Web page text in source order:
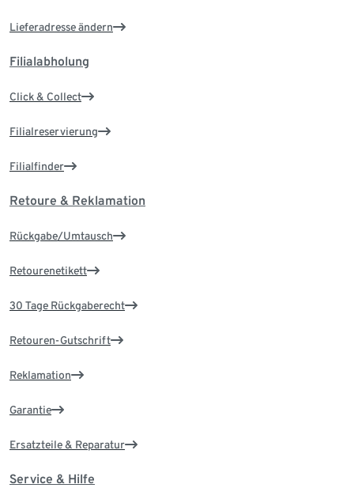
Lieferadresse ändern
Filialabholung
Click & Collect
Filialreservierung
Filialfinder
Retoure & Reklamation
Rückgabe/Umtausch
Retourenetikett
30 Tage Rückgaberecht
Retouren-Gutschrift
Reklamation
Garantie
Ersatzteile & Reparatur
Service & Hilfe